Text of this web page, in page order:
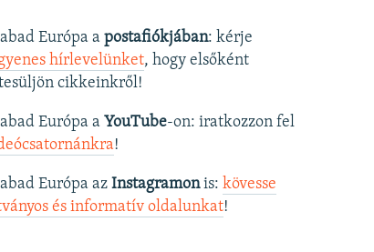
Európa a postafiókjában: kérje
hírlevelünket, hogy elsőként
cikkeinkről!
Európa a YouTube-on: iratkozzon fel
!
Európa az Instagramonis: kövesse
és informatív oldalunkat! ​